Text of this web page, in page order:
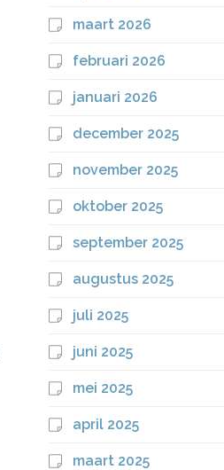
maart 2026
februari 2026
januari 2026
december 2025
november 2025
oktober 2025
september 2025
augustus 2025
juli 2025
juni 2025
mei 2025
april 2025
maart 2025